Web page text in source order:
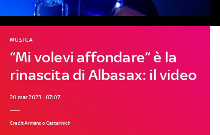
“Mi volevi affondare” è la
rinascita di Albasax: il video
MUSICA
20 mar 2023 - 07:07
Credit Armando Cattarinich